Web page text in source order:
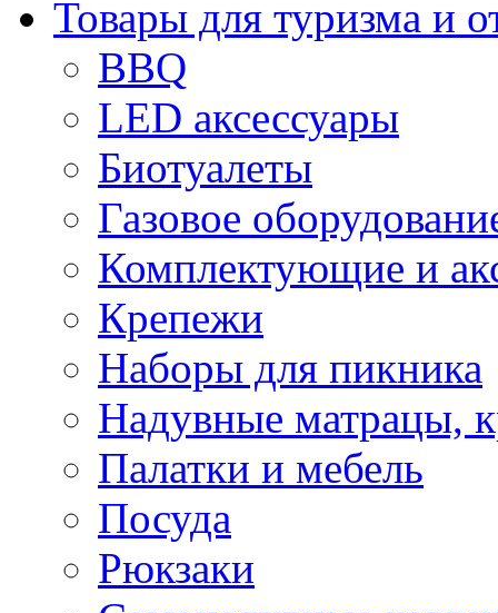
Товары для туризма и
BBQ
LED аксессуары
Биотуалеты
Газовое
Комплектующие и
Крепежи
Наборы для пикника
Надувные матрацы,
Палатки и мебель
Посуда
Рюкзаки